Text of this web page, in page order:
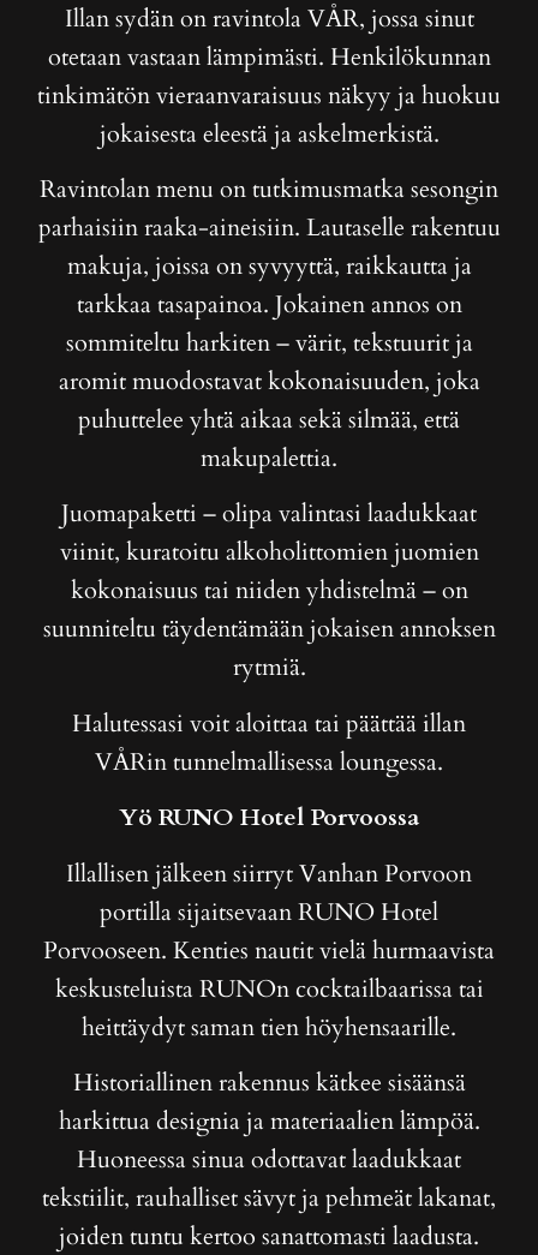
Illan sydän on ravintola VÅR, jossa sinut
otetaan vastaan lämpimästi. Henkilökunnan
tinkimätön vieraanvaraisuus näkyy ja huokuu
jokaisesta eleestä ja askelmerkistä.
Ravintolan menu on tutkimusmatka sesongin
parhaisiin raaka-aineisiin. Lautaselle rakentuu
makuja, joissa on syvyyttä, raikkautta ja
tarkkaa tasapainoa. Jokainen annos on
sommiteltu harkiten – värit, tekstuurit ja
aromit muodostavat kokonaisuuden, joka
puhuttelee yhtä aikaa sekä silmää, että
makupalettia.
Juomapaketti – olipa valintasi laadukkaat
viinit, kuratoitu alkoholittomien juomien
kokonaisuus tai niiden yhdistelmä – on
suunniteltu täydentämään jokaisen annoksen
rytmiä.
Halutessasi voit aloittaa tai päättää illan
VÅRin tunnelmallisessa loungessa.
Yö RUNO Hotel Porvoossa
Illallisen jälkeen siirryt Vanhan Porvoon
portilla sijaitsevaan RUNO Hotel
Porvooseen. Kenties nautit vielä hurmaavista
keskusteluista RUNOn cocktailbaarissa tai
heittäydyt saman tien höyhensaarille.
Historiallinen rakennus kätkee sisäänsä
harkittua designia ja materiaalien lämpöä.
Huoneessa sinua odottavat laadukkaat
tekstiilit, rauhalliset sävyt ja pehmeät lakanat,
joiden tuntu kertoo sanattomasti laadusta.